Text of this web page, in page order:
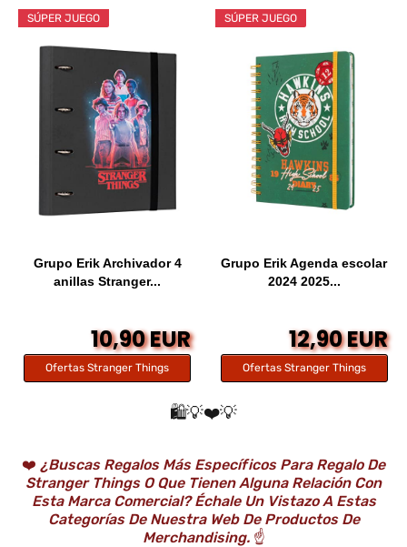
SÚPER JUEGO
Grupo Erik Archivador 4
anillas Stranger...
10,90 EUR
Ofertas Stranger Things
SÚPER JUEGO
Grupo Erik Agenda escolar
2024 2025...
12,90 EUR
Ofertas Stranger Things
🛍️💡❤️💡
❤️ ¿Buscas Regalos Más Específicos Para Regalo De
Stranger Things O Que Tienen Alguna Relación Con
Esta Marca Comercial? Échale Un Vistazo A Estas
Categorías De Nuestra Web De Productos De
Merchandising.☝️